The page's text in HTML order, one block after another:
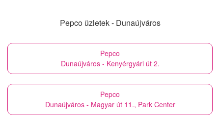
Pepco üzletek - Dunaújváros
Pepco
Dunaújváros - Kenyérgyári út 2.
Pepco
Dunaújváros - Magyar út 11., Park Center